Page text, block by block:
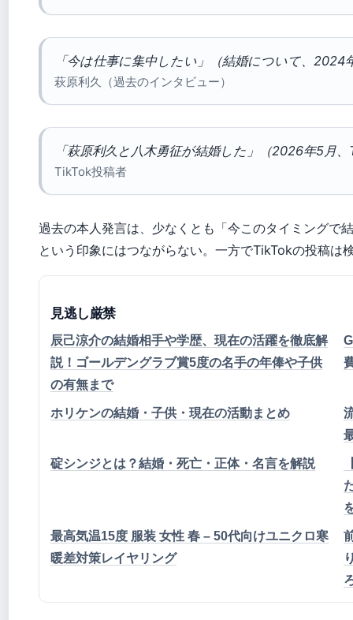
「今は仕事に集中したい」（結婚について、2024
萩原利久（過去のインタビュー）
「萩原利久と八木勇征が結婚した」（2026年5月
TikTok投稿者
過去の本人発言は、少なくとも「今このタイミングで
という印象にはつながらない。一方でTikTokの投稿は
見逃し厳禁
辰己涼介の結婚相手や学歴、現在の活躍を徹底解
説！ゴールデングラブ賞5度の名手の年俸や子供
の有無まで
ホリケンの結婚・子供・現在の活動まとめ
碇シンジとは？結婚・死亡・正体・名言を解説
最高気温15度 服装 女性 春 – 50代向けユニクロ寒
暖差対策レイヤリング